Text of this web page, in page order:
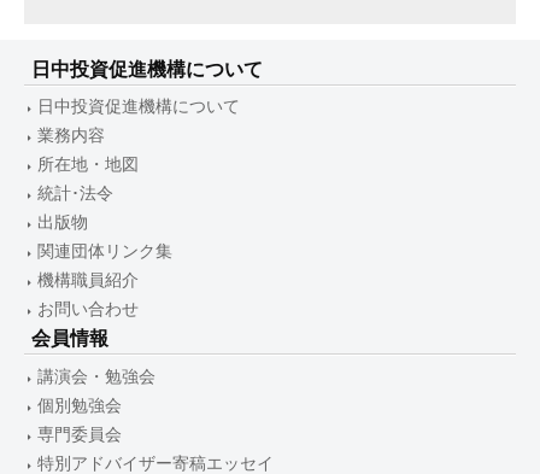
日中投資促進機構について
日中投資促進機構について
業務内容
所在地・地図
統計･法令
出版物
関連団体リンク集
機構職員紹介
お問い合わせ
会員情報
講演会・勉強会
個別勉強会
専門委員会
特別アドバイザー寄稿エッセイ